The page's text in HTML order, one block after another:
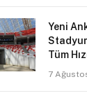
Yeni
Tüm
7